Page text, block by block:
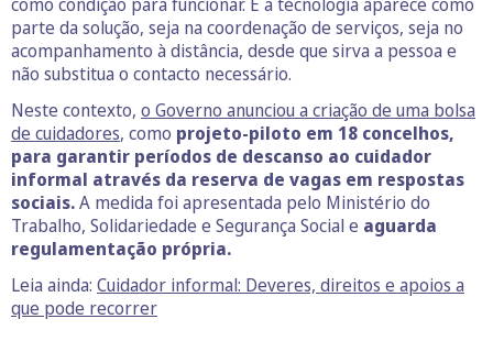
parte da solução, seja na coordenação de serviços, seja no
acompanhamento à distância, desde que sirva a pessoa e
não substitua o contacto necessário.
Neste contexto, o Governo anunciou a criação de uma bolsa
de cuidadores, como projeto-piloto em 18 concelhos,
para garantir períodos de descanso ao cuidador
informal através da reserva de vagas em respostas
sociais.A medida foi apresentada pelo Ministério do
Trabalho, Solidariedade e Segurança Social e aguarda
regulamentação própria.
Leia ainda: Cuidador informal: Deveres, direitos e apoios a
que pode recorrer